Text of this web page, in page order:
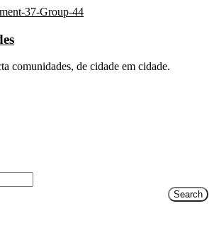
comunidades, de cidade em cidade.